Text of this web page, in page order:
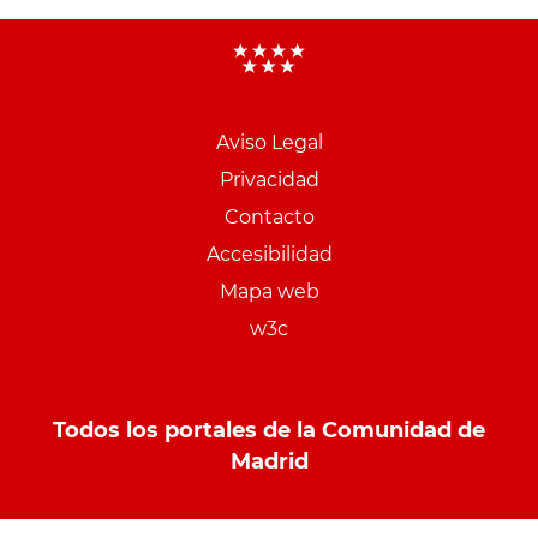
Aviso Legal
Privacidad
Contacto
Accesibilidad
Mapa web
w3c
Todos los portales de la Comunidad de
Madrid